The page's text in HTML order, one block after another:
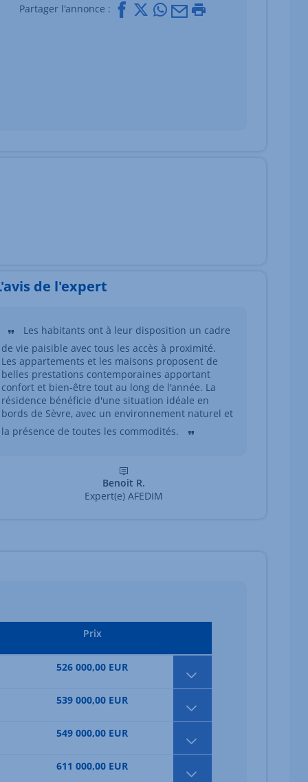
Partager l'annonce : Facebook
X Whatsapp
Mail
de l'expert
Les habitants ont à leur disposition un cadre
de vie paisible avec tous les accès à proximité.
Les appartements et les maisons proposent de
belles prestations contemporaines apportant
confort et bien-être tout au long de l'année. La
résidence bénéficie d'une situation idéale en
bords de Sèvre, avec un environnement naturel et
la présence de toutes les commodités.
Benoit R.
Expert(e) AFEDIM
Prix
526 000,00 EUR
539 000,00 EUR
549 000,00 EUR
611 000,00 EUR